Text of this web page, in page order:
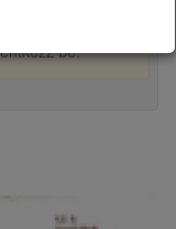
látni őket,
be.